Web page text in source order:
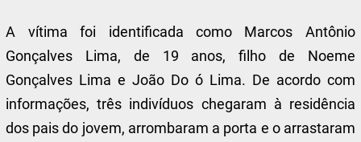
A vítima foi identificada como Marcos Antônio
Gonçalves Lima, de 19 anos, filho de Noeme
Gonçalves Lima e João Do ó Lima. De acordo com
informações, três indivíduos chegaram à residência
dos pais do jovem, arrombaram a porta e o arrastaram